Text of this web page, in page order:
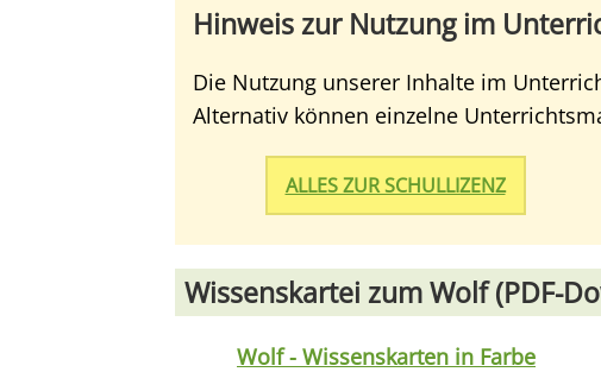
Hinweis zur Nutzung im
Die Nutzung unserer Inhalte im
Alternativ können einzelne
ALLES ZUR SCHULLIZENZ
Wissenskartei zum Wolf (PDF-
Wolf - Wissenskarten in Farbe